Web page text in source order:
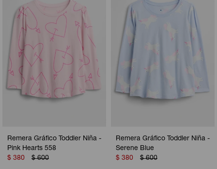
Remera Gráfico Toddler Niña -
Pink Hearts 558
$ 380 $ 600
Remera Gráfico Toddler Niña -
Serene Blue
$ 380 $ 600
Camperas
Musculosas
Shorts
Vestidos y polleras
Calzas
Camperas
Chalecos
Shorts
Ropa interior
Camperas
Chalecos
Ropa interior
Pijamas
Camperas
Pijamas
Sets
Sets